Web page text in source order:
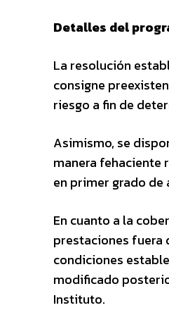
Detalles del
La resolución
consigne
riesgo a fin de
Asimismo, se
manera fehaciente
en primer grado
En cuanto a la
prestaciones fuera
condiciones
modificado
Instituto.